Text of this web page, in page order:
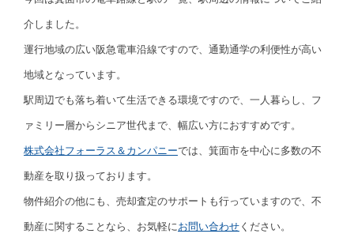
介しました。
運行地域の広い阪急電車沿線ですので、通勤通学の利便性が高い
地域となっています。
駅周辺でも落ち着いて生活できる環境ですので、一人暮らし、フ
ァミリー層からシニア世代まで、幅広い方におすすめです。
株式会社フォーラス＆カンパニーでは、箕面市を中心に多数の不
動産を取り扱っております。
物件紹介の他にも、売却査定のサポートも行っていますので、不
動産に関することなら、お気軽にお問い合わせ ください。